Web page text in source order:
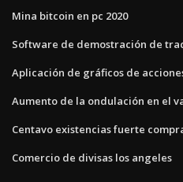
Mina bitcoin en pc 2020
Software de demostración de
Aplicación de gráficos de
Aumento de la ondulación en el
Centavo existencias fuerte
Comercio de divisas los angeles